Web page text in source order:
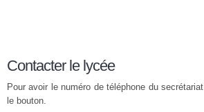
Contacter le lycée
Pour avoir le numéro de téléphone du
le bouton.